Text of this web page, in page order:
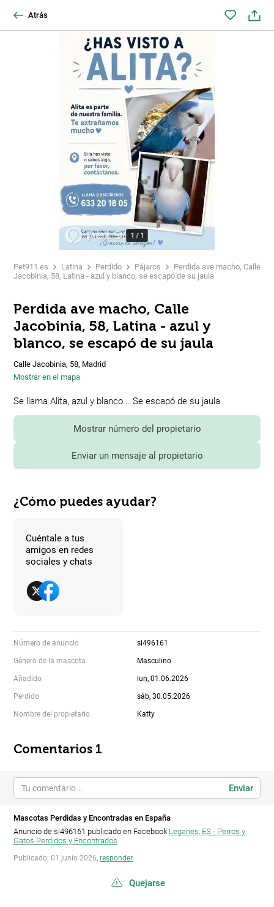
Atrás
1/1
Pet911.es Latina Perdido Pájaros
Perdida ave macho, Calle
Jacobinia, 58, Latina - azul y blanco, se escapó de su jaula
Perdida ave macho, Calle
Jacobinia, 58, Latina - azul y
blanco, se escapó de su jaula
Calle Jacobinia, 58, Madrid
Mostrar en el mapa
Se llama Alita, azul y blanco... Se escapó de su jaula
Mostrar número del propietario
Enviar un mensaje al propietario
¿Cómo puedes ayudar?
Cuéntale a tus
amigos en redes
sociales y chats
Número de anuncio sl496161
Género de la mascota Masculino
Añadido lun, 01.06.2026
Perdido sáb, 30.05.2026
Nombre del propietario Katty
Comentarios 1
Enviar
Mascotas Perdidas y Encontradas en España
Anuncio de sl496161 publicado en Facebook Leganes, ES - Perros y
Gatos Perdidos y Encontrados
Publicado: 01 junio 2026, responder
Quejarse